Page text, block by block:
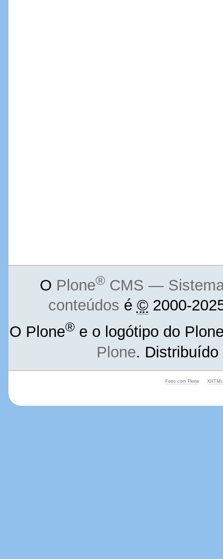
O Plone®CMS — Sistema
conteúdos é ©2000-
O Plone® e o logótipo do
Plone.
Feito com Plone